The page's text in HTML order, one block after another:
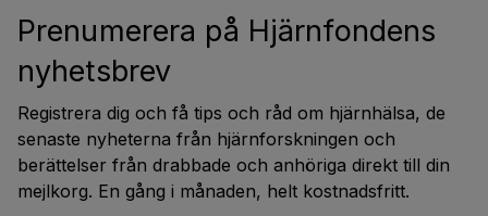
Prenumerera på Hjärnfondens
nyhetsbrev
Registrera dig och få tips och råd om hjärnhälsa, de
senaste nyheterna från hjärnforskningen och
berättelser från drabbade och anhöriga direkt till din
mejlkorg. En gång i månaden, helt kostnadsfritt.